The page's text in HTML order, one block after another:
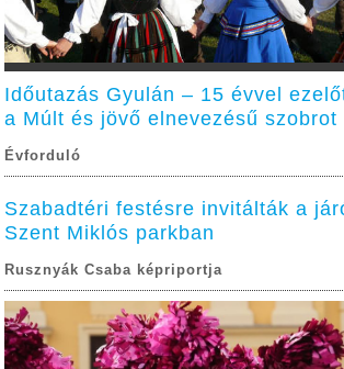
Időutazás Gyulán – 15 évvel
a Múlt és jövő elnevezésű szobrot
Évforduló
Szabadtéri festésre invitálták a
Szent Miklós parkban
Rusznyák Csaba képriportja